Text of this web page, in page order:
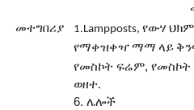
መተግበሪያ
1.Lampposts, የውሃ
የማቀዝቀዣ ማማ ላይ
የመስኮት ፍሬም, የመስኮት
ወዘተ.
6. ሌሎች